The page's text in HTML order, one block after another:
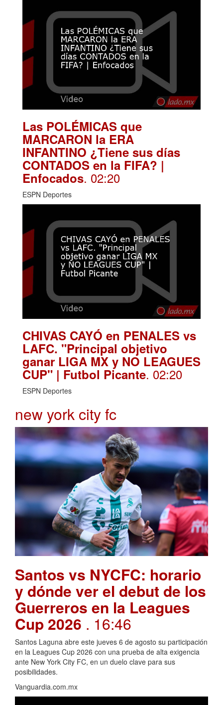
Las POLÉMICAS que
MARCARON la ERA
INFANTINO ¿Tiene sus días
CONTADOS en la FIFA? |
Enfocados. 02:20
ESPN Deportes
CHIVAS CAYÓ en PENALES vs
LAFC. "Principal objetivo
ganar LIGA MX y NO LEAGUES
CUP" | Futbol Picante. 02:20
ESPN Deportes
new york city fc
Santos vs NYCFC: horario
y dónde ver el debut de los
Guerreros en la Leagues
Cup 2026 . 16:46
Santos Laguna abre este jueves 6 de agosto su participación
en la Leagues Cup 2026 con una prueba de alta exigencia
ante New York City FC, en un duelo clave para sus
posibilidades.
Vanguardia.com.mx